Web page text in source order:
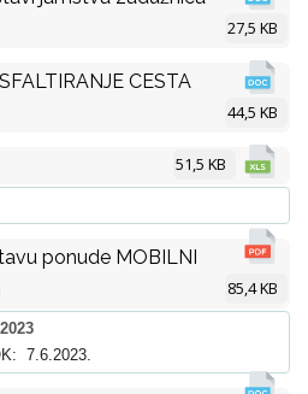
27,5 KB
CESTA
44,5 KB
51,5 KB
ponude MOBILNI
85,4 KB
7.6.2023.